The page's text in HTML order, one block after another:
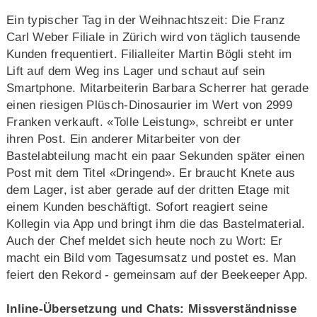
Ein typischer Tag in der Weihnachtszeit: Die Franz
Carl Weber Filiale in Zürich wird von täglich tausende
Kunden frequentiert. Filialleiter Martin Bögli steht im
Lift auf dem Weg ins Lager und schaut auf sein
Smartphone. Mitarbeiterin Barbara Scherrer hat gerade
einen riesigen Plüsch-Dinosaurier im Wert von 2999
Franken verkauft. «Tolle Leistung», schreibt er unter
ihren Post. Ein anderer Mitarbeiter von der
Bastelabteilung macht ein paar Sekunden später einen
Post mit dem Titel «Dringend». Er braucht Knete aus
dem Lager, ist aber gerade auf der dritten Etage mit
einem Kunden beschäftigt. Sofort reagiert seine
Kollegin via App und bringt ihm die das Bastelmaterial.
Auch der Chef meldet sich heute noch zu Wort: Er
macht ein Bild vom Tagesumsatz und postet es. Man
feiert den Rekord - gemeinsam auf der Beekeeper App.
Inline-Übersetzung und Chats: Missverständnisse